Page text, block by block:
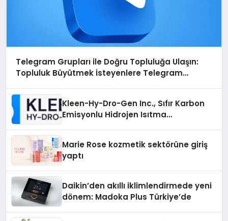
Telegram Grupları ile Doğru Topluluğa Ulaşın:
Topluluk Büyütmek İsteyenlere Telegram
Kleen-Hy-Dro-Gen Inc., Sıfır Karbon
Emisyonlu Hidrojen Isıtma
Marie Rose kozmetik sektörüne giriş
yaptı
Daikin’den akıllı iklimlendirmede yeni
dönem: Madoka Plus Türkiye’de